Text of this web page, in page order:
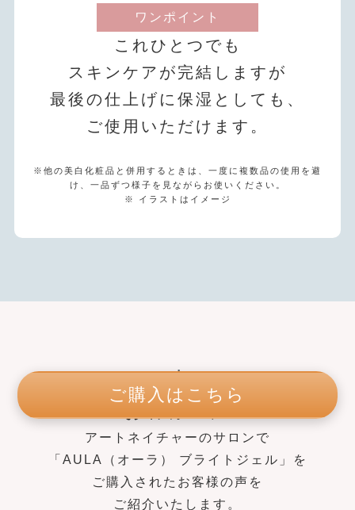
ご購入はこちら
ワンポイント
これひとつでも
スキンケアが完結しますが
最後の仕上げに保湿としても、
ご使用いただけます。
※他の美白化粧品と併用するときは、一度に複数品の使用を避
け、一品ずつ様子を見ながらお使いください。
※ イラストはイメージ
review
お客様の声
アートネイチャーのサロンで
「AULA（オーラ） ブライトジェル」を
ご購入されたお客様の声を
ご紹介いたします。